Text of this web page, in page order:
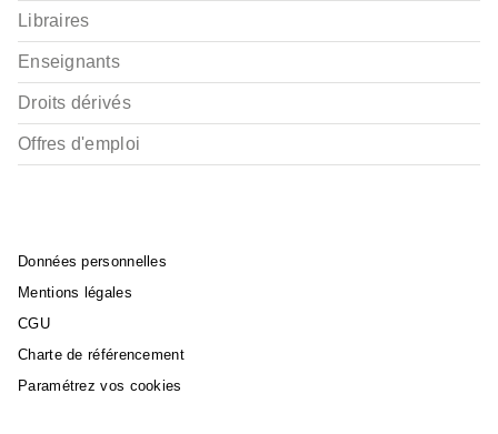
Libraires
Enseignants
Droits dérivés
Offres d'emploi
Données personnelles
Mentions légales
CGU
Charte de référencement
Paramétrez vos cookies